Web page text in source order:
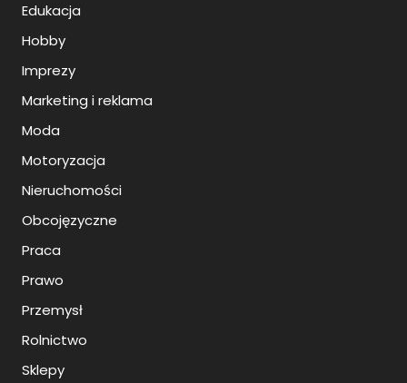
Edukacja
Hobby
Imprezy
Marketing i reklama
Moda
Motoryzacja
Nieruchomości
Obcojęzyczne
Praca
Prawo
Przemysł
Rolnictwo
Sklepy